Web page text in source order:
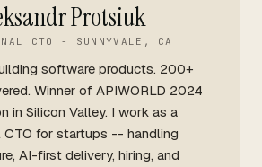
Protsiuk
CTO - SUNNYVALE, CA
software products. 200+
Winner of APIWORLD 2024
in Silicon Valley. I work as a
CTO for startups -- handling
AI-first delivery, hiring, and